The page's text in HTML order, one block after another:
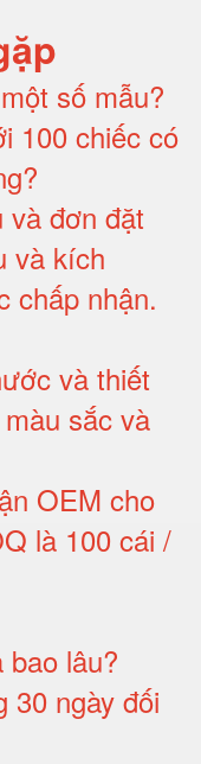
số mẫu?
100 chiếc có
và đơn đặt
và kích
chấp nhận.
và thiết
sắc và
OEM cho
là 100 cái /
bao lâu?
30 ngày đối